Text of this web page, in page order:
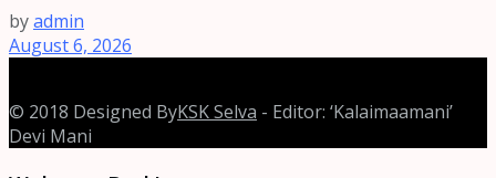
byadmin
August 6, 2026
© 2018 Designed ByKSK Selva - Editor: ‘Kalaimaamani’
Devi Mani